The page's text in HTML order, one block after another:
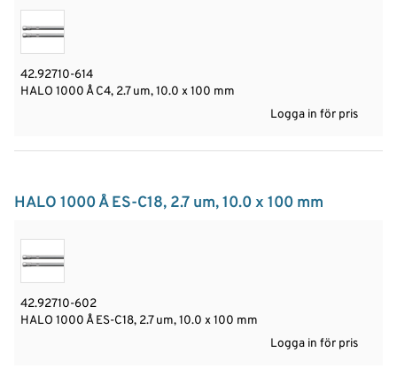
42.92710-614
HALO 1000 Å C4, 2.7 um, 10.0 x 100 mm
Logga in för pris
HALO 1000 Å ES-C18, 2.7 um, 10.0 x 100 mm
42.92710-602
HALO 1000 Å ES-C18, 2.7 um, 10.0 x 100 mm
Logga in för pris